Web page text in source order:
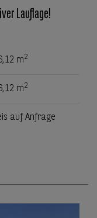
Lauflage!
m2
m2
auf Anfrage